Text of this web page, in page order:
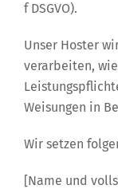
f DSGVO).
Unser Hoster
verarbeiten,
Weisungen in
Wir setzen
[Name und